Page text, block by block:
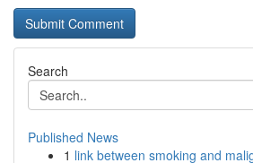
Search
Published News
1 link between smoking and